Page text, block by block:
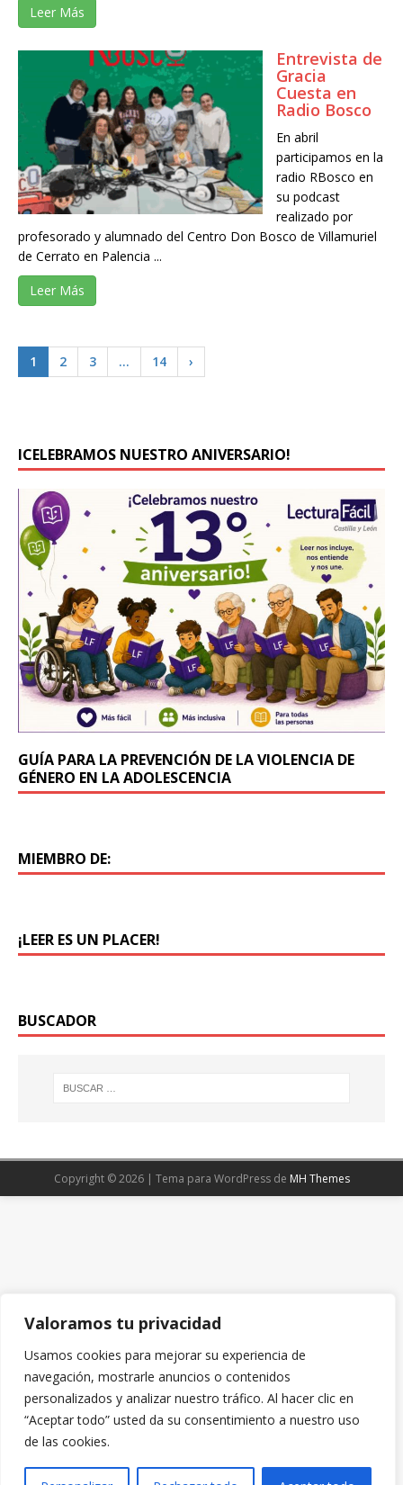
Valoramos tu privacidad
Usamos cookies para mejorar su experiencia de
navegación, mostrarle anuncios o contenidos
personalizados y analizar nuestro tráfico. Al hacer clic en
“Aceptar todo” usted da su consentimiento a nuestro uso
de las cookies.
Leer Más
Entrevista de
Gracia
Cuesta en
Radio Bosco
En abril
participamos en la
radio RBosco en
su podcast
realizado por
profesorado y alumnado del Centro Don Bosco de Villamuriel
de Cerrato en Palencia ...
Leer Más
1 2 3 … 14 ›
ICELEBRAMOS NUESTRO ANIVERSARIO!
GUÍA PARA LA PREVENCIÓN DE LA VIOLENCIA DE
GÉNERO EN LA ADOLESCENCIA
MIEMBRO DE:
¡LEER ES UN PLACER!
BUSCADOR
Copyright © 2026 | Tema para WordPress de MH Themes